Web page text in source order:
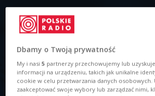
Dbamy o Twoją prywatność
My i nasi5 partnerzy przechowujemy lub
informacji na urządzeniu, takich jak unikalne
cookie w celu przetwarzania danych osobowych.
zaakceptować swoje wybory lub zarządzać nimi,